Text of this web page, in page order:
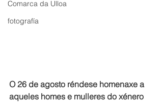
Comarca da Ulloa
fotografía
O 26 de agosto réndese homenaxe a
aqueles homes e mulleres do xénero